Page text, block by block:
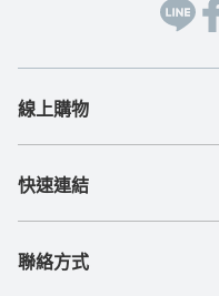
線上購物
快速連結
聯絡方式